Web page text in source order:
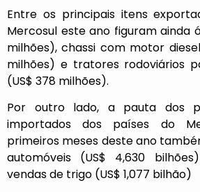
Entre os principais itens
Mercosul este ano figuram ainda
milhões), chassi com motor
milhões) e tratores rodoviários
(US$ 378 milhões).
Por outro lado, a pauta dos
importados dos países do
primeiros meses deste ano
automóveis (US$ 4,630
vendas de trigo (US$ 1,077 bilhão)